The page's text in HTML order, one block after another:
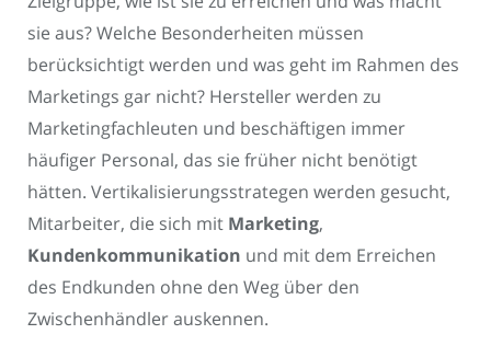
sie aus? Welche Besonderheiten müssen
berücksichtigt werden und was geht im Rahmen des
Marketings gar nicht? Hersteller werden zu
Marketingfachleuten und beschäftigen immer
häufiger Personal, das sie früher nicht benötigt
hätten. Vertikalisierungsstrategen werden gesucht,
Mitarbeiter, die sich mit Marketing,
Kundenkommunikation und mit dem Erreichen
des Endkunden ohne den Weg über den
Zwischenhändler auskennen.